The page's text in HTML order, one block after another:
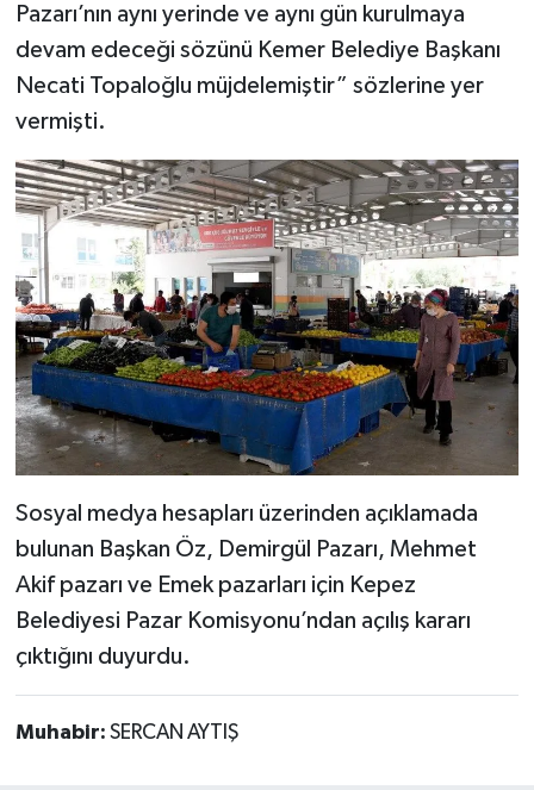
Pazarı’nın aynı yerinde ve aynı gün kurulmaya
devam edeceği sözünü Kemer Belediye Başkanı
Necati Topaloğlu müjdelemiştir” sözlerine yer
vermişti.
Sosyal medya hesapları üzerinden açıklamada
bulunan Başkan Öz, Demirgül Pazarı, Mehmet
Akif pazarı ve Emek pazarları için Kepez
Belediyesi Pazar Komisyonu’ndan açılış kararı
çıktığını duyurdu.
Muhabir: SERCAN AYTIŞ